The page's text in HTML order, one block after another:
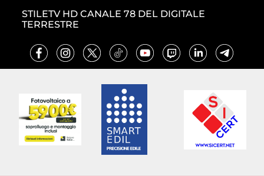
STILETV HD CANALE 78 DEL DIGITALE
TERRESTRE